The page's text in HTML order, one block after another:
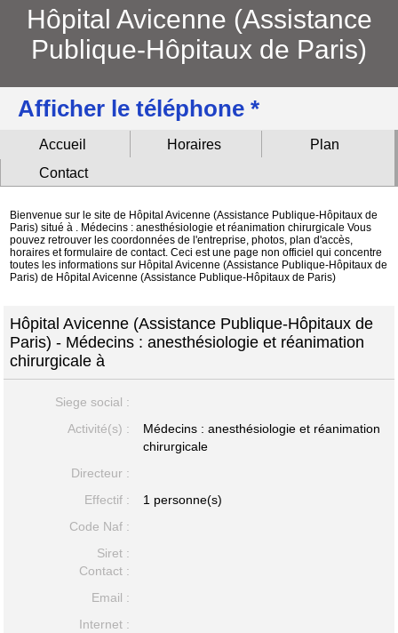
Hôpital Avicenne (Assistance
Publique-Hôpitaux de Paris)
Afficher le téléphone *
Accueil Horaires
Plan
Contact
Bienvenue sur le site de Hôpital Avicenne (Assistance Publique-Hôpitaux de
Paris) situé à . Médecins : anesthésiologie et réanimation chirurgicale Vous
pouvez retrouver les coordonnées de l'entreprise, photos, plan d'accès,
horaires et formulaire de contact. Ceci est une page non officiel qui concentre
toutes les informations sur Hôpital Avicenne (Assistance Publique-Hôpitaux de
Paris) de Hôpital Avicenne (Assistance Publique-Hôpitaux de Paris)
Hôpital Avicenne (Assistance Publique-Hôpitaux de
Paris) - Médecins : anesthésiologie et réanimation
chirurgicale à
Siege social :
Activité(s) :
Médecins : anesthésiologie et réanimation
chirurgicale
Directeur :
Effectif :
1 personne(s)
Code Naf :
Siret :
Contact :
Email :
Internet :